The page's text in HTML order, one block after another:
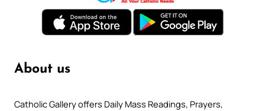
About us
Catholic Gallery offers Daily Mass Readings, Prayers,